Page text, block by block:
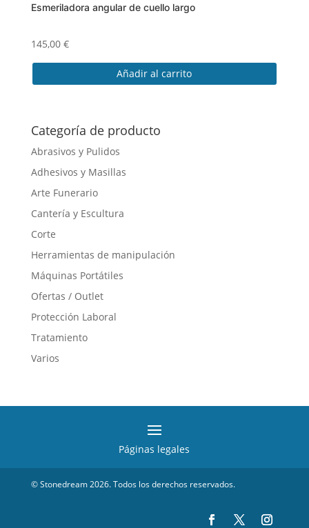
Esmeriladora angular de cuello largo
145,00 €
Añadir al carrito
Categoría de producto
Abrasivos y Pulidos
Adhesivos y Masillas
Arte Funerario
Cantería y Escultura
Corte
Herramientas de manipulación
Máquinas Portátiles
Ofertas / Outlet
Protección Laboral
Tratamiento
Varios
Páginas legales
© Stonedream 2026. Todos los derechos reservados.